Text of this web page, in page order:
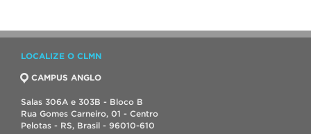
LOCALIZE O CLMN
CAMPUS ANGLO
Salas 306A e 303B - Bloco B
Rua Gomes Carneiro, 01 - Centro
Pelotas - RS, Brasil - 96010-610